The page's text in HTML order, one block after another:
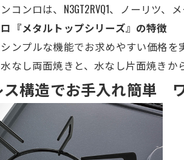
ンロは、N3GT2RVQ1、ノーリツ、
『メタルトップシリーズ』の特徴
ンプルな機能でお求めやすい価格を
なし両面焼きと、水なし片面焼きか
ス構造でお手入れ簡単